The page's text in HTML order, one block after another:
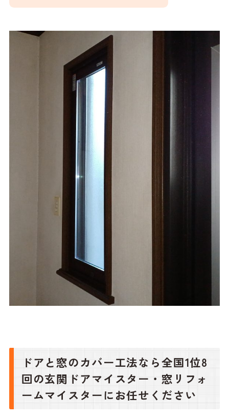
ドアと窓のカバー工法なら全国1位8
回の玄関ドアマイスター・窓リフォ
ームマイスターにお任せください